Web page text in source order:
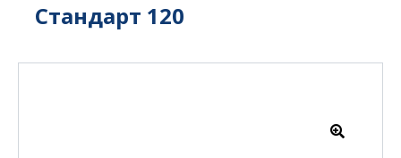
Стандарт 120